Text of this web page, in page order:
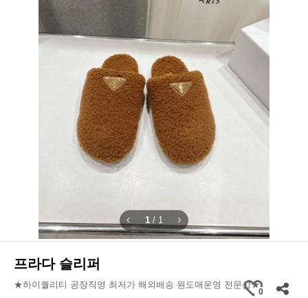
1 / 1
프라다 슬리퍼
★하이퀄리티 공장직영 최저가 해외배송 원도매운영 전문샵★
0